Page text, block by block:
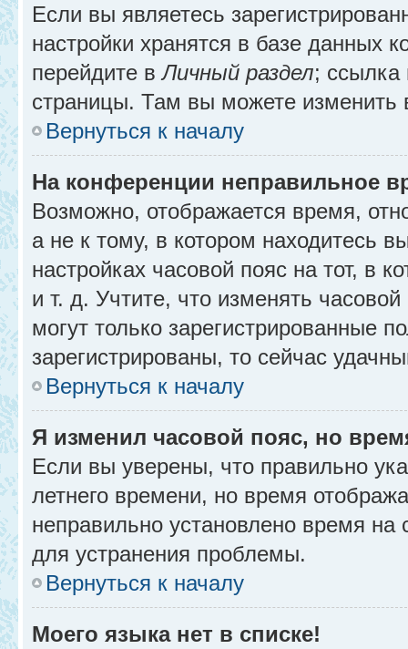
Если вы являетесь
настройки хранятся в базе данных
перейдите вЛичный раздел; ссылка
страницы. Там вы можете изменить
Вернуться к началу
На конференции неправильное
Возможно, отображается время,
а не к тому, в котором находитесь
настройках часовой пояс на тот, в
и т. д. Учтите, что изменять
могут только зарегистрированные
зарегистрированы, то сейчас
Вернуться к началу
Я изменил часовой пояс, но
Если вы уверены, что правильно
летнего времени, но время
неправильно установлено время
для устранения проблемы.
Вернуться к началу
Моего языка нет в списке!